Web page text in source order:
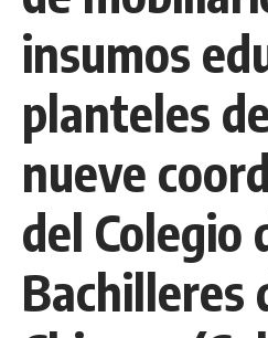
insumos
planteles
nueve
del Colegio
Bachilleres